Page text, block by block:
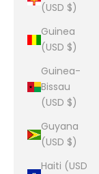
(USD $)
Guinea
(USD $)
Guinea-
Bissau
(USD $)
Guyana
(USD $)
Haiti (USD